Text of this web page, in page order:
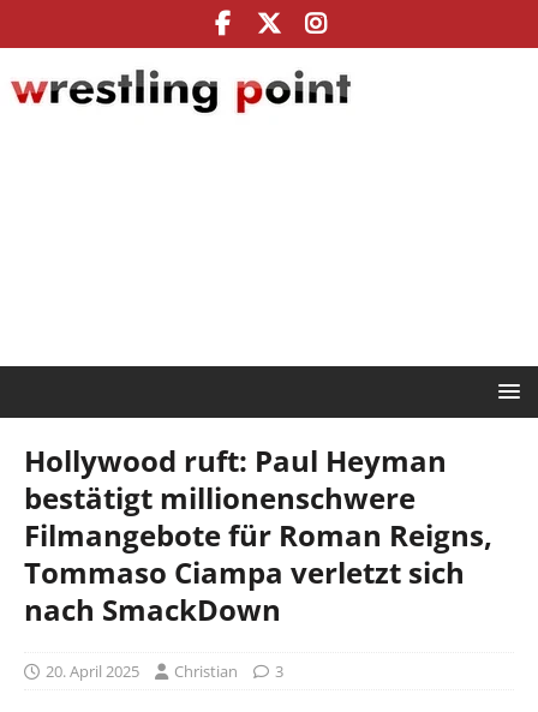
Hollywood ruft: Paul Heyman
bestätigt millionenschwere
Filmangebote für Roman Reigns,
Tommaso Ciampa verletzt sich
nach SmackDown
20. April 2025 Christian 3